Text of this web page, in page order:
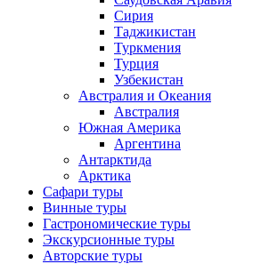
Сирия
Таджикистан
Туркмения
Турция
Узбекистан
Австралия и Океания
Австралия
Южная Америка
Аргентина
Антарктида
Арктика
Сафари туры
Винные туры
Гастрономические туры
Экскурсионные туры
Авторские туры